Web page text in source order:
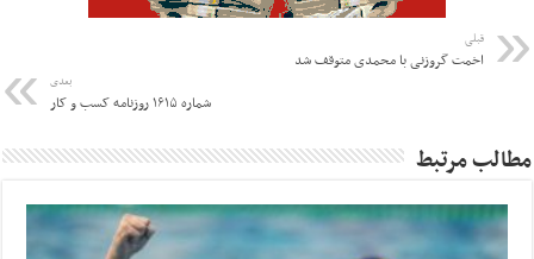
قبلی
اخمت گروزنی با محمدی متوقف شد
بعدی
شماره ۱۶۱۵ روزنامه کسب و کار
مطالب مرتبط